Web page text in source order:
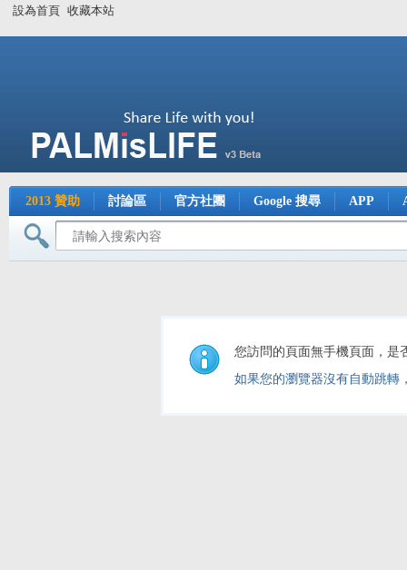
設為首頁 收藏本站
2013 贊助 討論區 官方社團 Google 搜尋 APP
您訪問的頁面無手機頁面，是
如果您的瀏覽器沒有自動跳轉